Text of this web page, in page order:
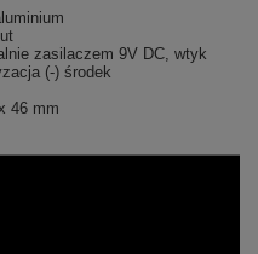
zasilaczem 9V DC, wtyk
(-) środek
46 mm